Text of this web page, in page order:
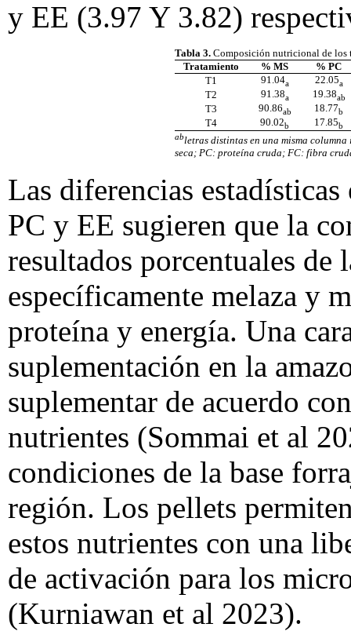
y EE (3.97 Y 3.82)
Tabla 3.Composición nutricional de los
Tratamiento
% MS
% PC
T1
91.04a 22.05a
T2 91.38a 19.38ab
T3 90.86ab 18.77b
T4 90.02b 17.85b
abletras distintas en una misma
seca; PC: proteína cruda; FC: fibra
Las diferencias
PC y EE sugieren que la
resultados porcentuales de
específicamente melaza y
proteína y energía. Una
suplementación en la
suplementar de acuerdo
nutrientes (Sommai et al
condiciones de la base
región. Los pellets
estos nutrientes con una
de activación para los
(Kurniawan et al 2023).